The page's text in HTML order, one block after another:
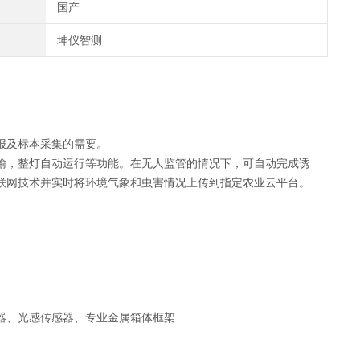
国产
坤仪智测
标本采集的需要。
整灯自动运行等功能。在无人监管的情况下，可自动完成诱
技术并实时将环境气象和虫害情况上传到指定农业云平台。
光感传感器、专业金属箱体框架